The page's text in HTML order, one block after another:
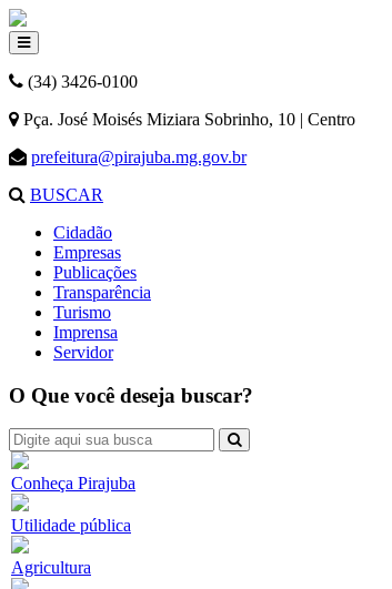
(34) 3426-0100
Pça. José Moisés Miziara Sobrinho, 10 | Centro
prefeitura@pirajuba.mg.gov.br
BUSCAR
Cidadão
Empresas
Publicações
Transparência
Turismo
Imprensa
Servidor
O Que você deseja buscar?
Conheça Pirajuba
Utilidade pública
Agricultura